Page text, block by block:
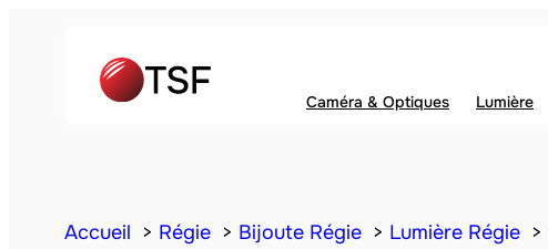
Caméra & Optiques Lumière
Accueil Régie Bijoute Régie Lumière Régie